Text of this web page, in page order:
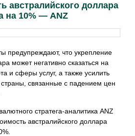
австралийского доллара
на 10% — ANZ
предупреждают, что укрепление
может негативно сказаться на
и сферы услуг, а также усилить
связанные с падением цен
стратега-аналитика ANZ
австралийского доллара